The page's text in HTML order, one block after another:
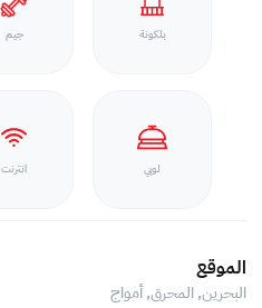
بلكونة جيم
لوبي انترنت
الموقع
البحرين, المحرق,أمواج